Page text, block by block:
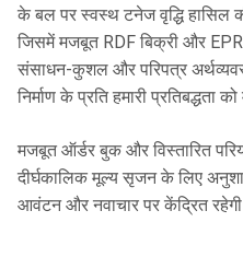
के बल पर स्वस्थ टनेज वृद्धि हासिल
जिसमें मजबूत RDF बिक्री और
संसाधन-कुशल और परिपत्र
निर्माण के प्रति हमारी प्रतिबद्धता
मजबूत ऑर्डर बुक और विस्तारित
दीर्घकालिक मूल्य सृजन के लिए
आवंटन और नवाचार पर केंद्रित